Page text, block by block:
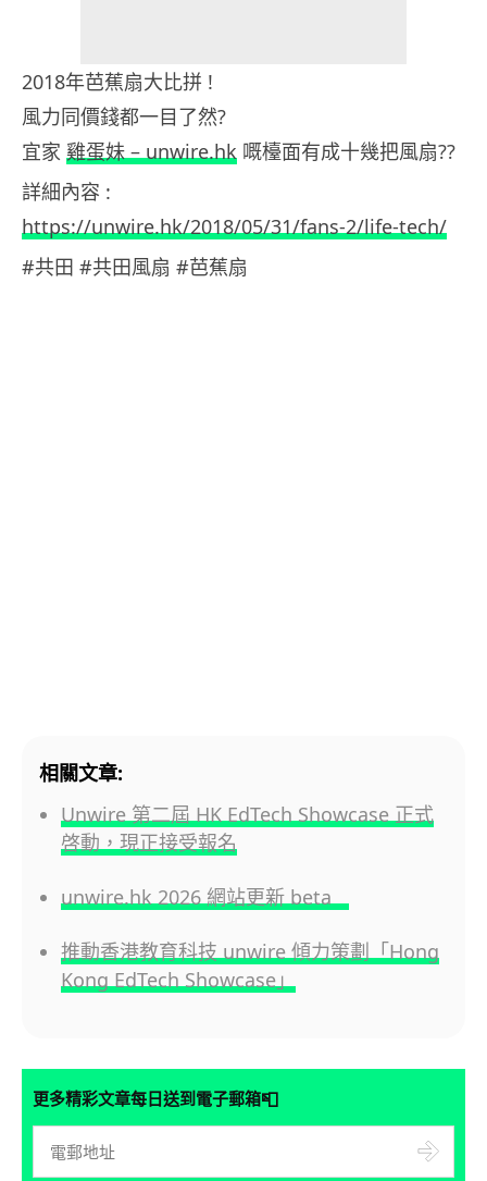
2018年芭蕉扇大比拼 !
風力同價錢都一目了然?
宜家 雞蛋妹 – unwire.hk 嘅檯面有成十幾把風扇??
詳細內容 :
https://unwire.hk/2018/05/31/fans-2/life-tech/
#共田 #共田風扇 #芭蕉扇
相關文章:
Unwire 第二屆 HK EdTech Showcase 正式
啓動，現正接受報名
unwire.hk 2026 網站更新 beta
推動香港教育科技 unwire 傾力策劃「Hong
Kong EdTech Showcase」
更多精彩文章每日送到電子郵箱📮